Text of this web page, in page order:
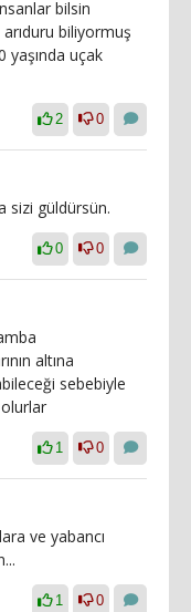
bilsin
biliyormuş
yaşında uçak
2 0
sizi güldürsün.
0 0
altına
sebebiyle
1 0
ve yabancı
1 0